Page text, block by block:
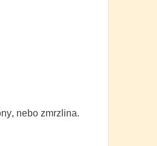
, nebo zmrzlina.